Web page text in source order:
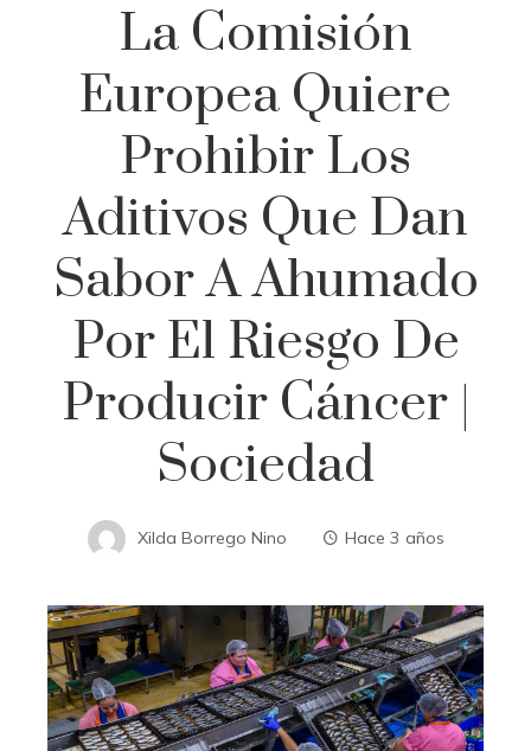
La Comisión
Europea Quiere
Prohibir Los
Aditivos Que Dan
Sabor A Ahumado
Por El Riesgo De
Producir Cáncer |
Sociedad
Xilda Borrego Nino Hace 3 años